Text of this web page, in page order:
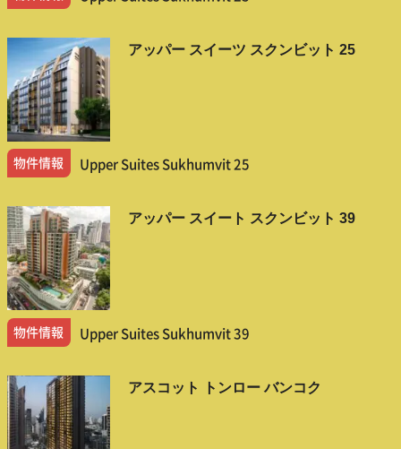
アッパー スイーツ スクンビット 25
物件情報 Upper Suites Sukhumvit 25
アッパー スイート スクンビット 39
物件情報 Upper Suites Sukhumvit 39
アスコット トンロー バンコク